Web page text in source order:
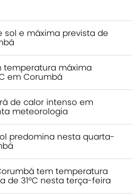
sol e máxima prevista de
temperatura máxima
em Corumbá
de calor intenso em
meteorologia
predomina nesta quarta-
tem temperatura
de 31ºC nesta terça-feira